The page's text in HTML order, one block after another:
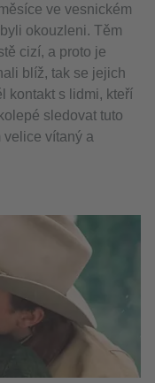
ve vesnickém
okouzleni. Těm
cizí, a proto je
blíž, tak se jejich
kontakt s lidmi, kteří
sledovat tuto
velice vítaný a